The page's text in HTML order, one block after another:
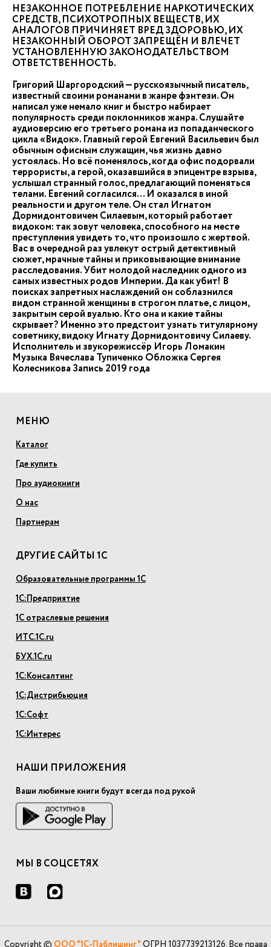
НЕЗАКОННОЕ ПОТРЕБЛЕНИЕ НАРКОТИЧЕСКИХ
СРЕДСТВ, ПСИХОТРОПНЫХ ВЕЩЕСТВ, ИХ
АНАЛОГОВ ПРИЧИНЯЕТ ВРЕД ЗДОРОВЬЮ, ИХ
НЕЗАКОННЫЙ ОБОРОТ ЗАПРЕЩЁН И ВЛЕЧЕТ
УСТАНОВЛЕННУЮ ЗАКОНОДАТЕЛЬСТВОМ
ОТВЕТСТВЕННОСТЬ.
Григорий Шаргородский — русскоязычный писатель,
известный своими романами в жанре фэнтези. Он
написал уже немало книг и быстро набирает
популярность среди поклонников жанра. Слушайте
аудиоверсию его третьего романа из попаданческого
цикла «Видок». Главный герой Евгений Васильевич был
обычным офисным служащим, чья жизнь давно
устоялась. Но всё поменялось, когда офис подорвали
террористы, а герой, оказавшийся в эпицентре взрыва,
услышал странный голос, предлагающий поменяться
телами. Евгений согласился… И оказался в иной
реальности и другом теле. Он стал Игнатом
Дормидонтовичем Силаевым, который работает
видоком: так зовут человека, способного на месте
преступления увидеть то, что произошло с жертвой.
Вас в очередной раз увлекут острый детективный
сюжет, мрачные тайны и приковывающие внимание
расследования. Убит молодой наследник одного из
самых известных родов Империи. Да как убит! В
поисках запретных наслаждений он соблазнился
видом странной женщины в строгом платье, с лицом,
закрытым серой вуалью. Кто она и какие тайны
скрывает? Именно это предстоит узнать титулярному
советнику, видоку Игнату Дормидонтовичу Силаеву.
Исполнитель и звукорежиссёр Игорь Ломакин
Музыка Вячеслава Тупиченко Обложка Сергея
Колесникова Запись 2019 года
МЕНЮ
Каталог
Где купить
Про аудиокниги
О нас
Партнерам
ДРУГИЕ САЙТЫ 1С
Образовательные программы 1С
1С:Предприятие
1С отраслевые решения
ИТС.1С.ru
БУХ.1С.ru
1С:Консалтинг
1С:Дистрибьюция
1С:Софт
1С:Интерес
НАШИ ПРИЛОЖЕНИЯ
Ваши любимые книги будут всегда под рукой
МЫ В СОЦСЕТЯХ
Copyright © ООО "1С-Паблишинг" ОГРН 1037739213126. Все права